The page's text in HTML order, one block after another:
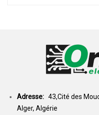
Adresse: 43,Cité des
Alger, Algérie